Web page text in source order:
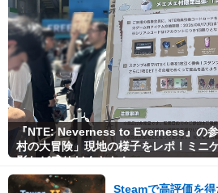
『NTE: Neverness to Everness』の
村の大冒険」現地の様子をレポ！ミニ
影など盛りだくさん！
Steamで高評価を